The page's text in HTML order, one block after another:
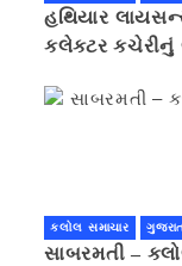
હથિયાર
કલેક્ટર કચેરીનું
કલોલ સમાચાર
સાબરમતી –